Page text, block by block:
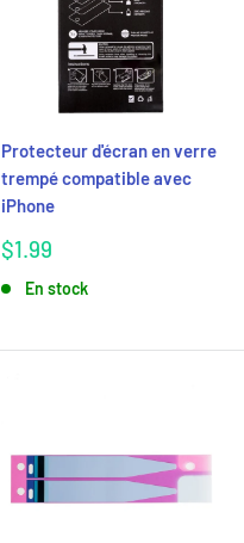
Protecteur d'écran en verre
trempé compatible avec
iPhone
Prix
$1.99
En stock